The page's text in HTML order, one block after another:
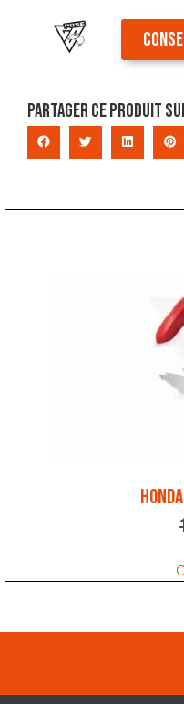
Partager ce produit